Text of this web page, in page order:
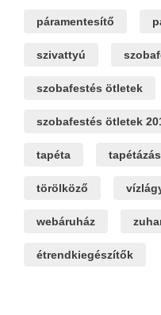
páramentesítő
szivattyú
szobafestés ötletek
szobafestés ötletek
tapéta tapétázás
törölköző
webáruház
étrendkiegészítők